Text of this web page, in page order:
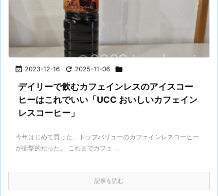
 2023-12-16  2025-11-06 
デイリーで飲むカフェインレスのアイスコー
ヒーはこれでいい「UCC おいしいカフェイン
レスコーヒー」
今年はじめて買った、トップバリューのカフェインレスコーヒー
が衝撃的だった。 これまでカフェ ...
記事を読む